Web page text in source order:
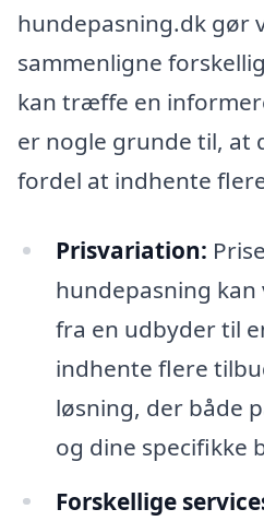
hundepasning.dk gør
sammenligne
kan træffe en
er nogle grunde til, at
fordel at indhente
Prisvariation:
hundepasning
fra en udbyder til
indhente flere
løsning, der både
og dine specifikke
Forskellige